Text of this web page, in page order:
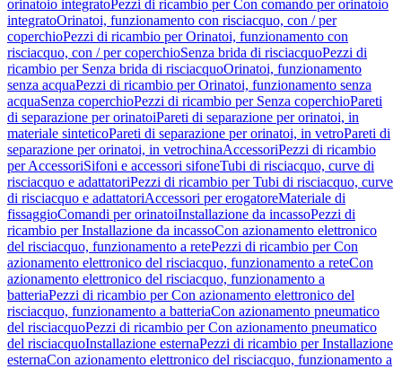
orinatoio integratoPezzi di ricambio per Con comando per orinatoio
integratoOrinatoi, funzionamento con risciacquo, con / per
coperchioPezzi di ricambio per Orinatoi, funzionamento con
risciacquo, con / per coperchioSenza brida di risciacquoPezzi di
ricambio per Senza brida di risciacquoOrinatoi, funzionamento
senza acquaPezzi di ricambio per Orinatoi, funzionamento senza
acquaSenza coperchioPezzi di ricambio per Senza coperchioPareti
di separazione per orinatoiPareti di separazione per orinatoi, in
materiale sinteticoPareti di separazione per orinatoi, in vetroPareti di
separazione per orinatoi, in vetrochinaAccessoriPezzi di ricambio
per AccessoriSifoni e accessori sifoneTubi di risciacquo, curve di
risciacquo e adattatoriPezzi di ricambio per Tubi di risciacquo, curve
di risciacquo e adattatoriAccessori per erogatoreMateriale di
fissaggioComandi per orinatoiInstallazione da incassoPezzi di
ricambio per Installazione da incassoCon azionamento elettronico
del risciacquo, funzionamento a retePezzi di ricambio per Con
azionamento elettronico del risciacquo, funzionamento a reteCon
azionamento elettronico del risciacquo, funzionamento a
batteriaPezzi di ricambio per Con azionamento elettronico del
risciacquo, funzionamento a batteriaCon azionamento pneumatico
del risciacquoPezzi di ricambio per Con azionamento pneumatico
del risciacquoInstallazione esternaPezzi di ricambio per Installazione
esternaCon azionamento elettronico del risciacquo, funzionamento a